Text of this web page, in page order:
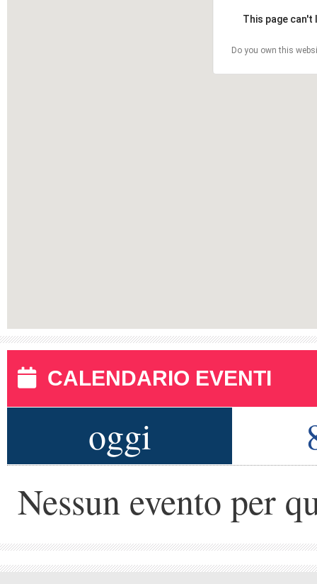
This page
Do you own this
CALENDARIO EVENTI
oggi
Nessun evento per